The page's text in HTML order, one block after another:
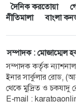
দৈনিক করতোয়া
নীতিমালা
বাংলা
সম্পাদক : মোজাম্মেল
সম্পাদক কর্তৃক ন্যাশনাল
ইনার সার্কুলার রোড,
থেকে মুদ্রিত ও চকযাদু
E-mail :